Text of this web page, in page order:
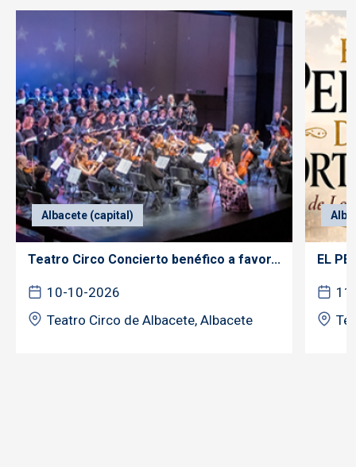
Albacete (capital)
Teatro Circo Concierto benéfico a favor...
10-10-2026
Teatro Circo de Albacete, Albacete
EL